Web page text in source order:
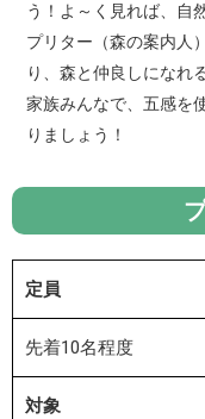
う！よ～く見れば、自
プリター（森の案内人
り、森と仲良しになれ
家族みんなで、五感を
りましょう！
定員
先着10名程度
対象